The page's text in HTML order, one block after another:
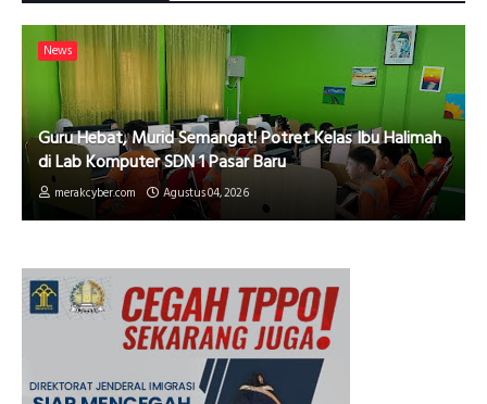
News
Guru Hebat, Murid Semangat! Potret Kelas Ibu Halimah
di Lab Komputer SDN 1 Pasar Baru
merakcyber.com Agustus 04, 2026